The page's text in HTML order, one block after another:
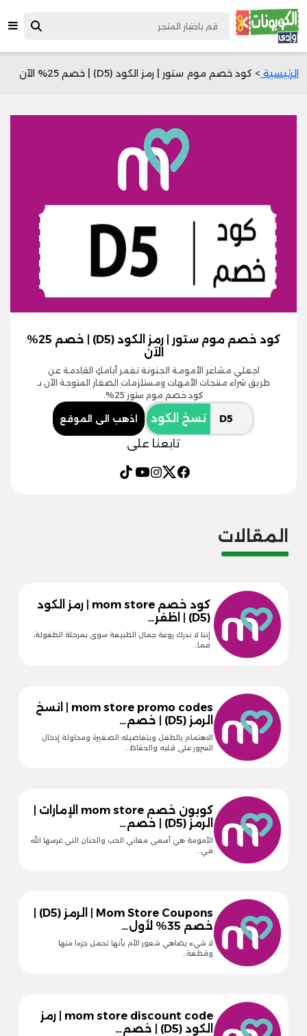
الرئيسية > كود خصم موم ستور | رمز الكود (D5) | خصم 25% الآن
كود خصم موم ستور | رمز الكود (D5) | خصم 25%
الآن
اجعلي مشاعر الأمومة الحنونة تغمر أيامكِ القادمة عن
طريق شراء منتجات الأمهات ومستلزمات الصغار المتوجة الآن بـ
كود خصم موم ستور 25%.
نسخ الكود اذهب الى الموقع
تابعنا على
المقالات
كود خصم mom store | رمز الكود
(D5) | اظفر…
إننا لا ندرك روعة جمال الطبيعة سوى بمرحلة الطفولة،
فما…
mom store promo codes | انسخ
الرمز (D5) | خصم…
الاهتمام بالطفل وبتفاصيله الصغيرة ومحاولة إدخال
السرور على قلبه والحفاظ…
كوبون خصم mom store الإمارات |
الرمز (D5) | خصم…
الأمومة هي أسمى معاني الحب والحنان التي غرسها الله
في…
Mom Store Coupons | الرمز (D5) |
خصم 35% لأول…
لا شيء يضاهي شعور الأم بأنها تحمل جزءا منها
وقطعة…
mom store discount code | رمز
الكود (D5) | خصم…